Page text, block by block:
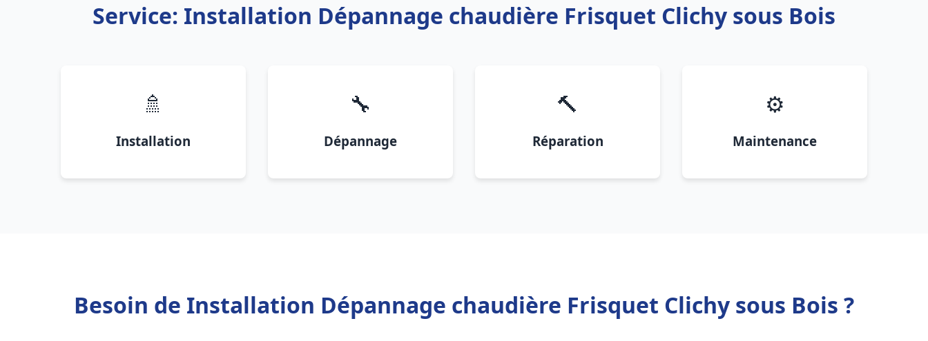
Service: Installation Dépannage chaudière Frisquet Clichy sous Bois
🚿
Installation
🔧
Dépannage
🔨
Réparation
⚙️
Maintenance
Besoin de Installation Dépannage chaudière Frisquet Clichy sous Bois ?